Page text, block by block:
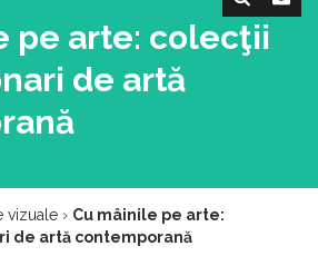
pe arte: colecţii
de artă
vizuale › Cu mâinile pe arte:
de artă contemporană